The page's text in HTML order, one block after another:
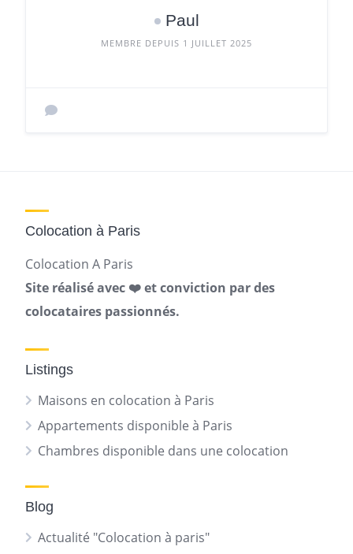
Paul
MEMBRE DEPUIS 1 JUILLET 2025
Colocation à Paris
Colocation A Paris
Site réalisé avec ❤️ et conviction par des
colocataires passionnés.
Listings
Maisons en colocation à Paris
Appartements disponible à Paris
Chambres disponible dans une colocation
Blog
Actualité "Colocation à paris"